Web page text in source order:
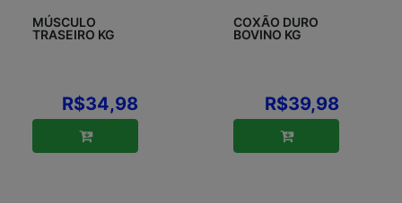
MÚSCULO
TRASEIRO KG
R$34,98
COXÃO DURO
BOVINO KG
R$39,98